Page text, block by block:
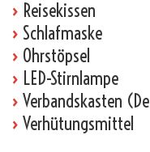
› Reisekissen
› Schlafmaske
› Ohrstöpsel
› LED-Stirnlampe
› Verbandskasten
› Verhütungsmittel